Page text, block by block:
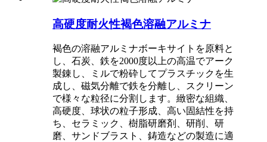
高硬度耐火性褐色溶融アルミナ
褐色の溶融アルミナボーキサイトを原料と
し、石炭、鉄を2000度以上の高温でアーク
製錬し、ミルで粉砕してプラスチックを生
成し、磁気分離で鉄を分離し、スクリーン
で様々な粒径に分割します。緻密な組織、
高硬度、球状の粒子形成、高い固結性を持
ち、セラミック、樹脂研磨剤、研削、研
磨、サンドブラスト、鋳造などの製造に適